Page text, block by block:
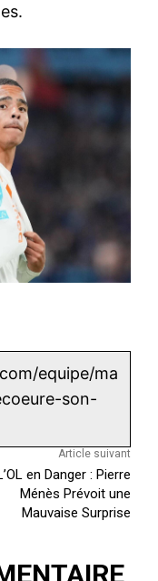
equipe/ma
son-
Article suivant
en Danger : Pierre
Ménès Prévoit une
Mauvaise Surprise